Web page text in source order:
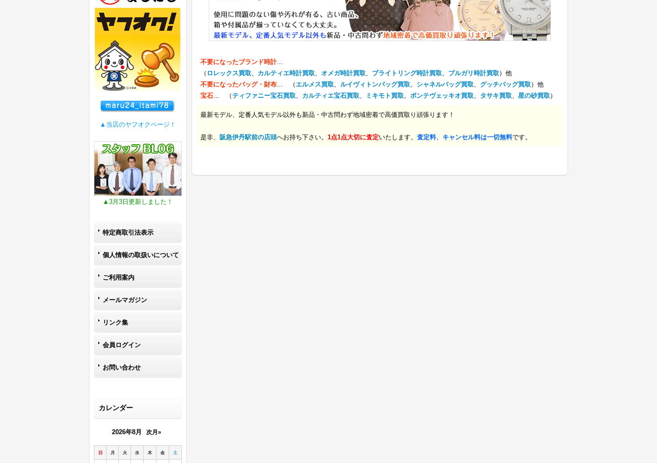
▲当店のヤフオクページ！
▲3月3日更新しました！
特定商取引法表示
個人情報の取扱いについて
ご利用案内
メールマガジン
リンク集
会員ログイン
お問い合わせ
カレンダー
2026年8月 次月»
日 月 火 水 木 金 土
不要になったブランド時計…
（ ロレックス買取、 カルティエ時計買取、 オメガ時計買取、 ブライトリング時計買取、 ブルガリ時計買取 ）他
不要になったバッグ・財布… （ エルメス買取、 ルイヴィトンバッグ買取、 シャネルバッグ買取、 グッチバッグ買取 ）他
宝石… （ティファニー宝石買取、 カルティエ宝石買取、 ミキモト買取、 ポンテヴェッキオ買取、 タサキ買取、 星の砂買取 ）
最新モデル、定番人気モデル以外も新品・中古問わず地域密着で高価買取り頑張ります！
是非、 阪急伊丹駅前の店頭へお持ち下さい。 1点1点大切に査定いたします。 査定料、キャンセル料は一切無料です。